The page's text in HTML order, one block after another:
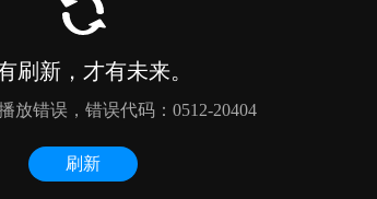
刷新，才有未来。
放错误，错误代码：0512-20404
刷新